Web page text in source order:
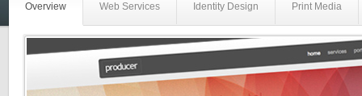
Overview Web Services Identity Design Print Media